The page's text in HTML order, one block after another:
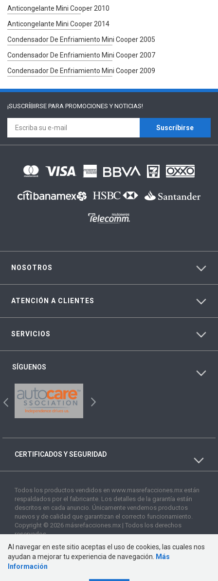
Anticongelante Mini Cooper 2010
Anticongelante Mini Cooper 2014
Condensador De Enfriamiento Mini Cooper 2005
Condensador De Enfriamiento Mini Cooper 2007
Condensador De Enfriamiento Mini Cooper 2009
¡SUSCRÍBIRSE PARA PROMOCIONES Y NOTICIAS!
Suscríbirse
NOSOTROS
ATENCIÓN A CLIENTES
SERVICIOS
SÍGUENOS
CERTIFICADOS Y SEGURIDAD
Todos los productos vendidos en www.masrefacciones.mx están
respaldados por el fabricante. Los detalles de la garantía están
descritos en cada anuncio. Únicamente vendemos productos
nuevos y de calidad que garantizan el correcto funcionamiento.
Copyright © 2026 másrefacciones.mx | Todos los derechos
reservados
Al navegar en este sitio aceptas el uso de cookies, las cuales nos
ayudan a mejorar tu experiencia de navegación.
Más
Información